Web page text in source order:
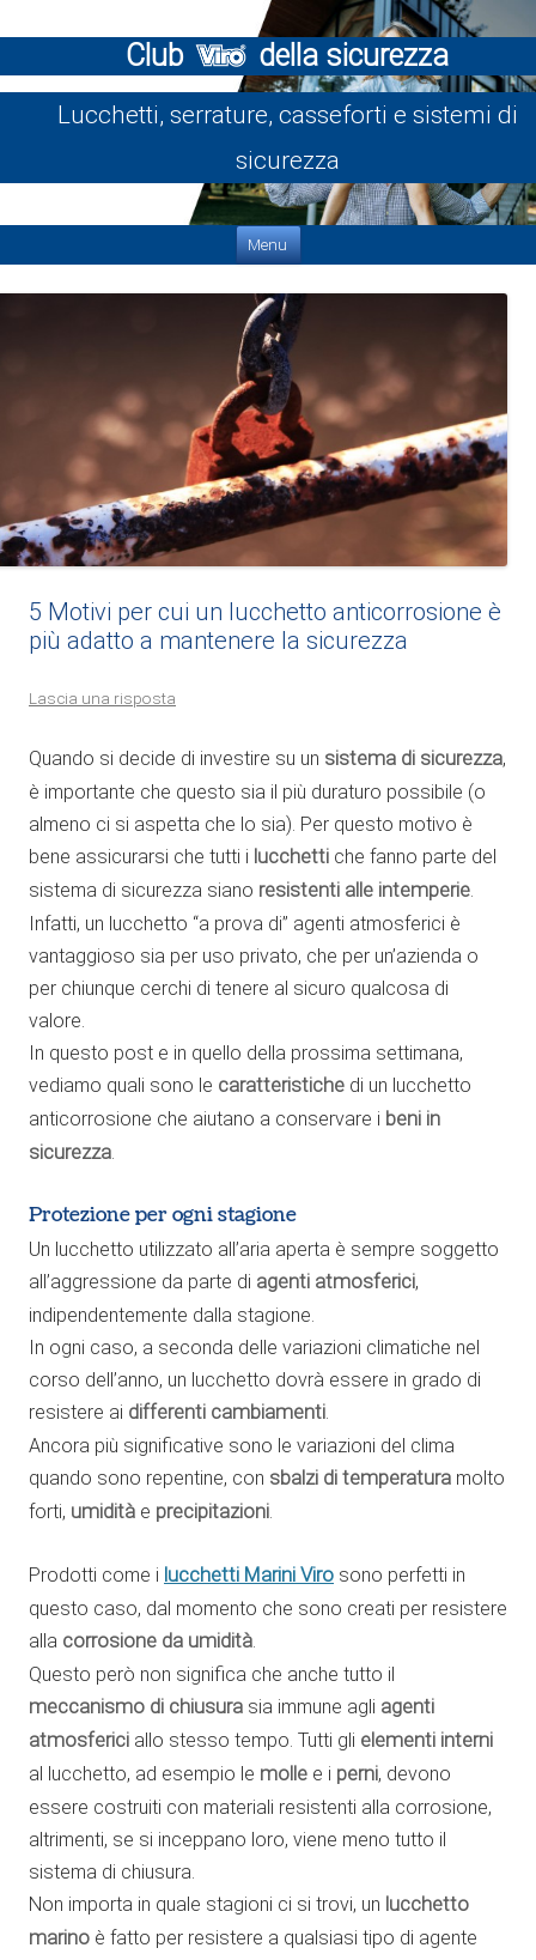
Club della sicurezza
Lucchetti, serrature, casseforti e sistemi di
sicurezza
Menu
5 Motivi per cui un lucchetto anticorrosione è
più adatto a mantenere la sicurezza
Lascia una risposta
Quando si decide di investire su un sistema di sicurezza,
è importante che questo sia il più duraturo possibile (o
almeno ci si aspetta che lo sia). Per questo motivo è
bene assicurarsi che tutti i lucchetti che fanno parte del
sistema di sicurezza siano resistenti alle intemperie.
Infatti, un lucchetto “a prova di” agenti atmosferici è
vantaggioso sia per uso privato, che per un’azienda o
per chiunque cerchi di tenere al sicuro qualcosa di
valore.
In questo post e in quello della prossima settimana,
vediamo quali sono le caratteristiche di un lucchetto
anticorrosione che aiutano a conservare i beni in
sicurezza.
Protezione per ogni stagione
Un lucchetto utilizzato all’aria aperta è sempre soggetto
all’aggressione da parte di agenti atmosferici,
indipendentemente dalla stagione.
In ogni caso, a seconda delle variazioni climatiche nel
corso dell’anno, un lucchetto dovrà essere in grado di
resistere ai differenti cambiamenti.
Ancora più significative sono le variazioni del clima
quando sono repentine, con sbalzi di temperatura molto
forti, umidità e precipitazioni.
Prodotti come i lucchetti Marini Viro sono perfetti in
questo caso, dal momento che sono creati per resistere
alla corrosione da umidità.
Questo però non significa che anche tutto il
meccanismo di chiusura sia immune agli agenti
atmosferici allo stesso tempo. Tutti gli elementi interni
al lucchetto, ad esempio le molle e i perni, devono
essere costruiti con materiali resistenti alla corrosione,
altrimenti, se si inceppano loro, viene meno tutto il
sistema di chiusura.
Non importa in quale stagioni ci si trovi, un lucchetto
marino è fatto per resistere a qualsiasi tipo di agente